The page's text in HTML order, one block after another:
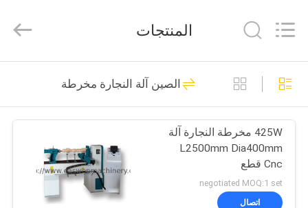
منزل،
بيت
منتجات
معلومات
Export
All
Reserved.
آلة المنشار باند
النجارة
48
المنتجات
الصين آلة النجارة مخرطة
425W مخرطة النجارة آلة
L2500mm Dia400mm
Cnc قطع
negotiated MOQ:1 set
اتصال